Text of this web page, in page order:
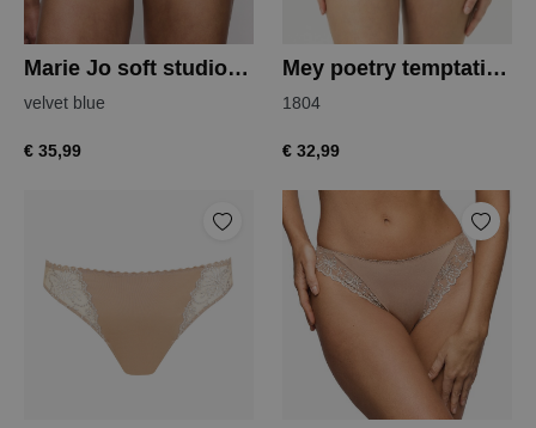
Marie Jo soft studio tailleslip
velvet blue
€ 35,99
Mey poetry temptation hipster
1804
€ 32,99